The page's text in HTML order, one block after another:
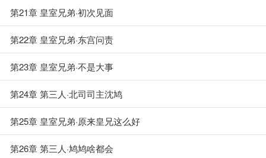
第21章 皇室兄弟·初次见面
第22章 皇室兄弟·东宫问责
第23章 皇室兄弟·不是大事
第24章 第三人·北司司主沈鸠
第25章 皇室兄弟·原来皇兄这么好
第26章 第三人·鸠鸠啥都会